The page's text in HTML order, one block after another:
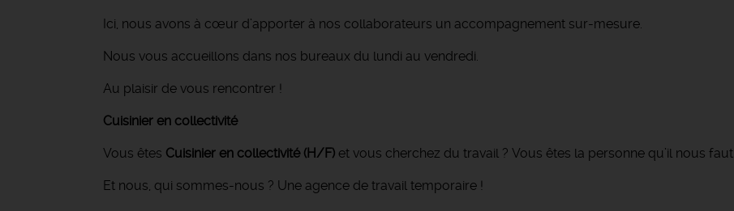
Ici, nous avons à cœur d’apporter à nos collaborateurs un accompagnement sur-mesure.
Nous vous accueillons dans nos bureaux du lundi au vendredi.
Au plaisir de vous rencontrer !
Cuisinier en collectivité
Vous êtes Cuisinier en collectivité (H/F) et vous cherchez du travail ? Vous êtes la personne qu’il nous faut
Et nous, qui sommes-nous ? Une agence de travail temporaire !